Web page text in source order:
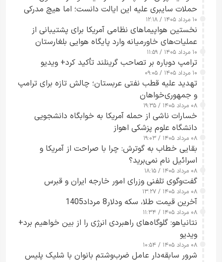
حملات سایبری علیه این ایالت دانست؛ اما هیچ مدرکی
ارائه نکرد
۱۰ مرداد ۱۴۰۵ / ۱۲:۱۸
نخستین هواپیماهای نظامی آمریکا برای پشتیبانی از
عملیات‌های خاورمیانه وارد پایگاه هوایی بلغارستان
شدند
۱۰ مرداد ۱۴۰۵ / ۱۱:۵۹
ترامپ دوباره بر تصاحب گرینلند تأکید کرد+ ویدیو
۱۰ مرداد ۱۴۰۵ / ۰۹:۰۵
تهدید علیه قطب نفتی عربستان؛ چالش تازه برای ترامپ
و جمهوری‌خواهان
۰۸ مرداد ۱۴۰۵ / ۱۹:۳۵
خسارات ناشی از حمله آمریکا به خوابگاه دانشجویی
دانشگاه علوم پزشکی اهواز
۰۸ مرداد ۱۴۰۵ / ۱۹:۰۳
بقایی خطاب به گوترش: چرا با صراحت از آمریکا و
اسرائیل نام نمی‌برید؟
۰۸ مرداد ۱۴۰۵ / ۱۸:۱۵
گفت‌وگوی تلفنی وزرای امور خارجه ایران و قبرس
۰۸ مرداد ۱۴۰۵ / ۱۳:۲۷
آخرین قیمت طلا، سکه ودلار8 مرداد1405
۰۸ مرداد ۱۴۰۵ / ۱۱:۳۴
نتانیاهو: گلوگاه‌های راهبردی انرژی را از بین خواهیم برد+
ویدیو
۰۸ مرداد ۱۴۰۵ / ۱۰:۵۴
شرور سابقه‌دار عامل ضرب‌وشتم بانوان با شلیک پلیس